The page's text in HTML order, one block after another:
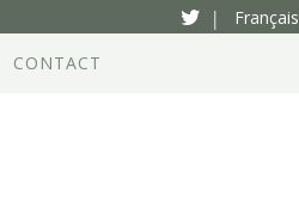
|
Français
CONTACT